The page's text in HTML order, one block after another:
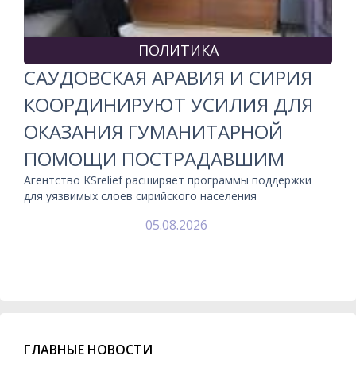
ПОЛИТИКА
САУДОВСКАЯ АРАВИЯ И СИРИЯ
КООРДИНИРУЮТ УСИЛИЯ ДЛЯ
ОКАЗАНИЯ ГУМАНИТАРНОЙ
ПОМОЩИ ПОСТРАДАВШИМ
Агентство KSrelief расширяет программы поддержки
для уязвимых слоев сирийского населения
05.08.2026
ГЛАВНЫЕ НОВОСТИ